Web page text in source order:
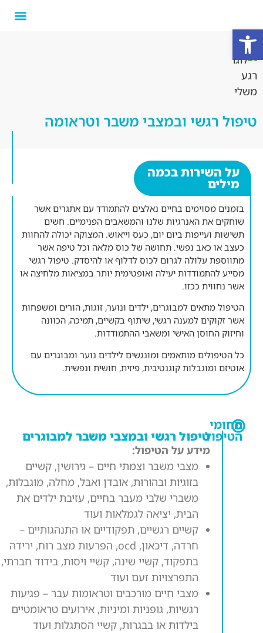
פתח סרגל נגישות
טיפול רגשי ובמצבי משבר וטראומה
על השירות בכמה
מילים
בזמנים מסוימים בחיים נאלצים להתמודד עם אתגרים אשר
שוחקים את האנרגיות שלנו והמשאבים הפנימיים. חשים
תשישות ועייפות ביום יום, כעס וייאוש. המצוקה יכולה להחוות
כעצב או כאב נפשי. תחושה של כוס מלאה וכל טיפה אשר
מתווספת עלולה לגרום לכוס לדלוף או להיסדק. טיפול רגשי
מסייע להתמודדות יעילה ואופטימית יותר במציאות מלחיצה או
אשר נחווית ככזו.
הטיפול מתאים למבוגרים, ילדים ונוער, זוגות, הורים ומשפחות
אשר זקוקים למענה רגשי, שיתוף בקשיים, תמיכה, הכוונה
וחיזוק החוסן האישי ומשאבי ההתמודדות.
כל הטיפולים מותאמים ומונגשים לילדים נוער ומבוגרים עם
אוטיזם ומוגבלות קוגנטיבית, פיזית, חושית ונפשית.
תחומי
הטיפולטיפול רגשי ובמצבי משבר למבוגרים
מידע על הטיפול:
מצבי משבר וצמתי חיים –גירושין, קשיים
בזוגיות ובהורות, אובדן ואבל, מחלה, מוגבלות,
משברי שלבי מעבר בחיים, עזיבת ילדים את
הבית, יציאה לגמלאות ועוד
קשיים רגשיים, תפקודיים או התנהגותיים –
חרדה, דיכאון, ocd, הפרעות מצב רוח, ירידה
בתפקוד, קשיי שינה, קשיי ויסות, בידוד חברתי,
התפרצויות זעם ועוד
מצבי חיים מורכבים וטראומות עבר – פגיעות
רגשיות, גופניות ומיניות, אירועים טראומטיים
בילדות או בבגרות, קשיי הסתגלות ועוד